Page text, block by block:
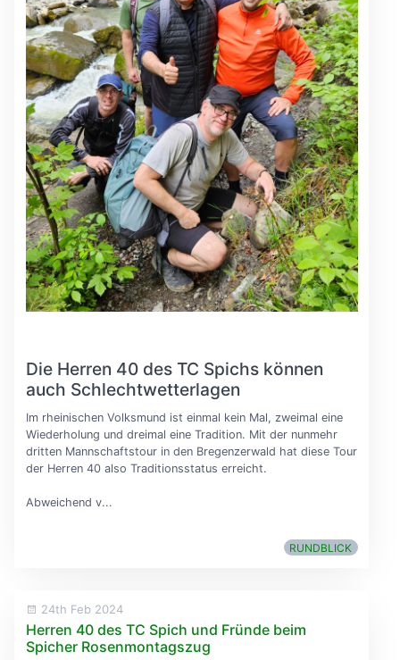
Die Herren 40 des TC Spichs können
auch Schlechtwetterlagen
Im rheinischen Volksmund ist einmal kein Mal, zweimal eine
Wiederholung und dreimal eine Tradition. Mit der nunmehr
dritten Mannschaftstour in den Bregenzerwald hat diese Tour
der Herren 40 also Traditionsstatus erreicht.
Abweichend v...
RUNDBLICK
24th Feb 2024
Herren 40 des TC Spich und Fründe beim
Spicher Rosenmontagszug